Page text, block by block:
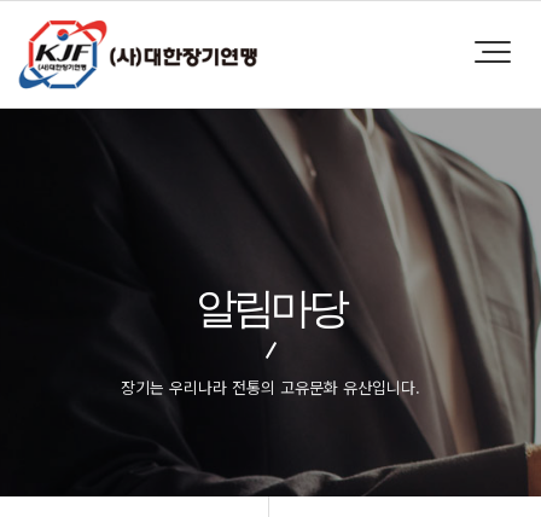
알림마당
장기는 우리나라 전통의 고유문화 유산입니다.